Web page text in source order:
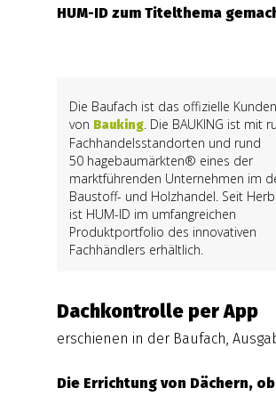
HUM-ID zum Titelthema
Die Baufach ist das offizielle
von Bauking. Die BAUKING ist mit
Fachhandelsstandorten und rund
50 hagebaumärkten® eines der
marktführenden Unternehmen im
Baustoff- und Holzhandel. Seit
ist HUM-ID im umfangreichen
Produktportfolio des innovativen
Fachhändlers erhältlich.
Dachkontrolle per App
erschienen in der Baufach,
Die Errichtung von Dächern,